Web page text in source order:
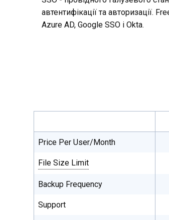
автентифікації та авторизації.
Azure AD, Google SSO і Okta.
Price Per User/Month
File Size Limit
file storage is unlimited on all plans.
Backup Frequency
Support